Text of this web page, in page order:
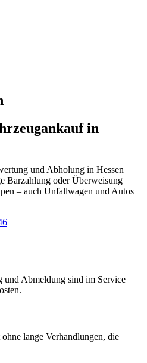
in
und Abholung in Hessen
Barzahlung oder Überweisung
– auch Unfallwagen und Autos
und Abmeldung sind im Service
lange Verhandlungen, die